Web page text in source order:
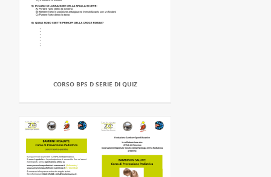
CORSO BPS D SERIE DI QUIZ